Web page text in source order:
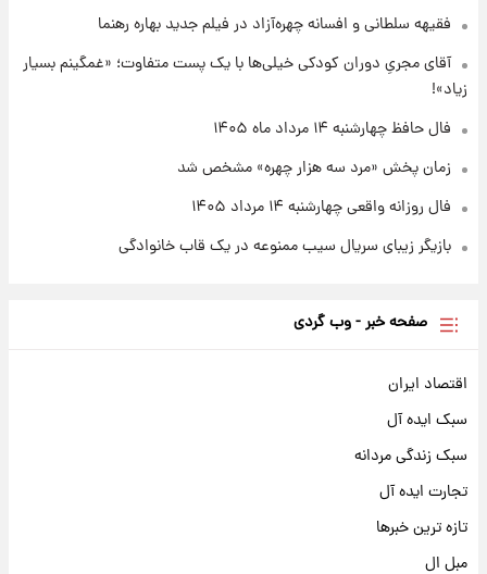
۱۷ ساعت پیش
۱۴۰۵/کاهش قیمت طلا و سکه
فقیهه سلطانی و افسانه چهره‌آزاد در فیلم جدید بهاره رهنما
آقای مجریِ دوران کودکی خیلی‌ها با یک پست متفاوت؛ «غمگینم بسیار
زیاد»!
فال حافظ چهارشنبه ۱۴ مرداد ماه ۱۴۰۵
زمان پخش «مرد سه هزار چهره» مشخص شد
فال روزانه واقعی چهارشنبه ۱۴ مرداد ۱۴۰۵
بازیگر زیبای سریال سیب ممنوعه در یک قاب خانوادگی
صفحه خبر - وب گردی
اقتصاد ایران
سبک ایده آل
سبک زندگی مردانه
تجارت ایده آل
تازه ترین خبرها
مبل ال